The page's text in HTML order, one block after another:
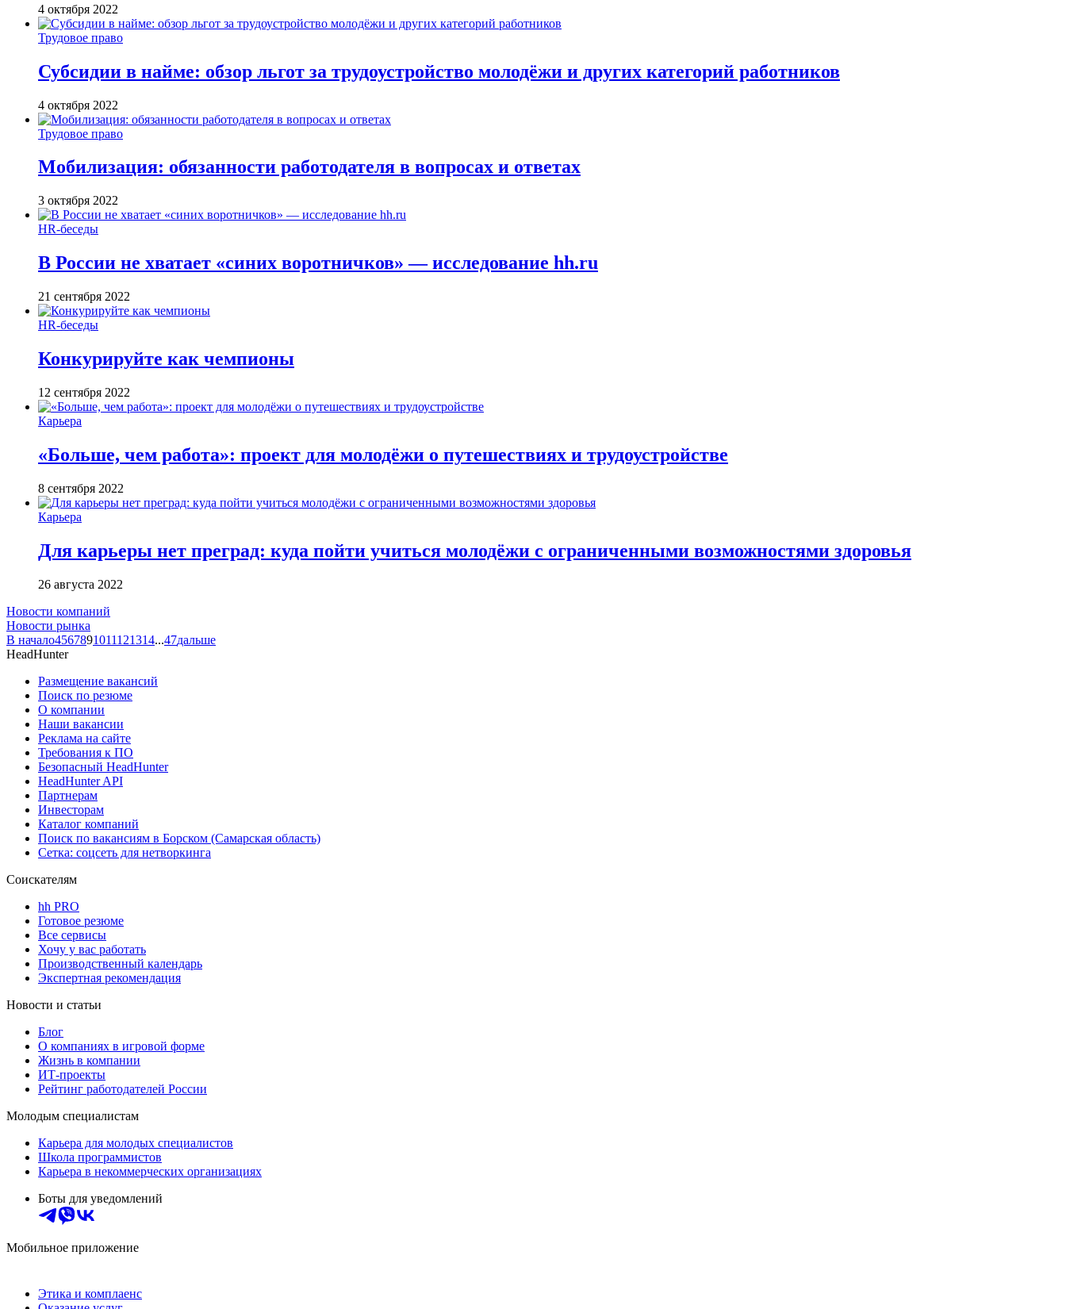
4 октября 2022
Трудовое право
Субсидии в найме: обзор льгот за трудоустройство молодёжи и других категорий работников
4 октября 2022
Трудовое право
Мобилизация: обязанности работодателя в вопросах и ответах
3 октября 2022
HR-беседы
В России не хватает «синих воротничков» — исследование hh.ru
21 сентября 2022
HR-беседы
Конкурируйте как чемпионы
12 сентября 2022
Карьера
«Больше, чем работа»: проект для молодёжи о путешествиях и трудоустройстве
8 сентября 2022
Карьера
Для карьеры нет преград: куда пойти учиться молодёжи с ограниченными возможностями здоровья
26 августа 2022
Новости компаний
Новости рынка
В начало4567891011121314...47дальше
HeadHunter
Размещение вакансий
Поиск по резюме
О компании
Наши вакансии
Реклама на сайте
Требования к ПО
Безопасный HeadHunter
HeadHunter API
Партнерам
Инвесторам
Каталог компаний
Поиск по вакансиям в Борском (Самарская область)
Сетка: соцсеть для нетворкинга
Соискателям
hh PRO
Готовое резюме
Все сервисы
Хочу у вас работать
Производственный календарь
Экспертная рекомендация
Новости и статьи
Блог
О компаниях в игровой форме
Жизнь в компании
ИТ-проекты
Рейтинг работодателей России
Молодым специалистам
Карьера для молодых специалистов
Школа программистов
Карьера в некоммерческих организациях
Боты для уведомлений
Мобильное приложение
Этика и комплаенс